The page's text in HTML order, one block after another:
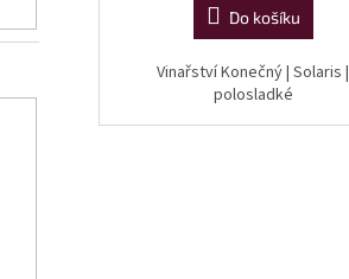
Do košíku
Vinařství Konečný | Solaris |
polosladké